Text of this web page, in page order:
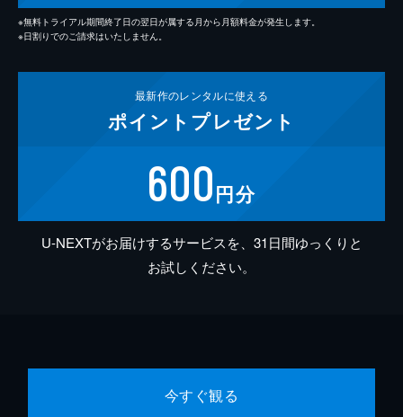
※無料トライアル期間終了日の翌日が属する月から月額料金が発生します。
※日割りでのご請求はいたしません。
最新作のレンタルに使える
ポイント プレゼント
600円分
U-NEXTがお届けするサービスを、31日間ゆっくりと
お試しください。
今すぐ観る